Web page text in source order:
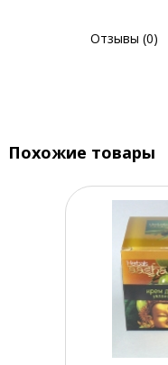
Отзывы (0)
Похожие товары